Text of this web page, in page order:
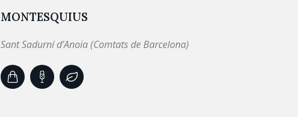
MONTESQUIUS
Sant Sadurní d’Anoia (Comtats de Barcelona)